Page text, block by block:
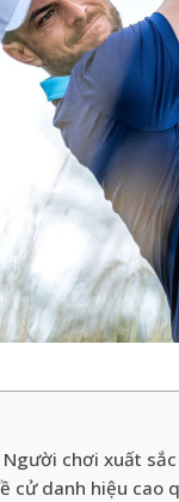
chơi xuất sắc
cử danh hiệu cao